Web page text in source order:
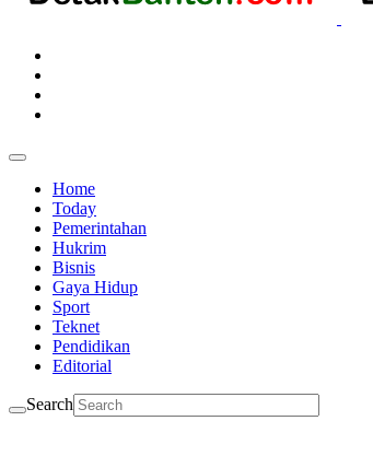
Home
Today
Pemerintahan
Hukrim
Bisnis
Gaya Hidup
Sport
Teknet
Pendidikan
Editorial
Search